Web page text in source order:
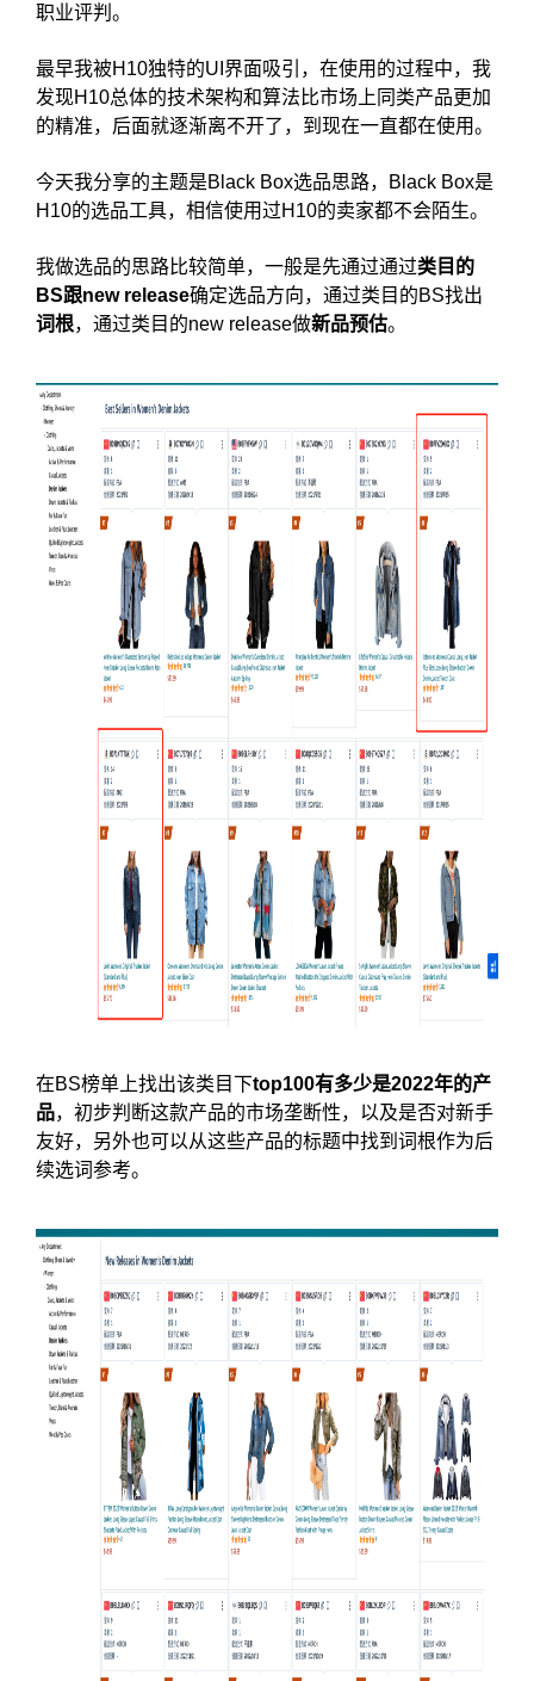
职业评判。
最早我被H10独特的UI界面吸引，在使用的过程中，我
发现H10总体的技术架构和算法比市场上同类产品更加
的精准，后面就逐渐离不开了，到现在一直都在使用。
今天我分享的主题是Black Box选品思路，Black Box是
H10的选品工具，相信使用过H10的卖家都不会陌生。
我做选品的思路比较简单，一般是先通过通过类目的
BS跟new release确定选品方向，通过类目的BS找出
词根，通过类目的new release做新品预估。
在BS榜单上找出该类目下top100有多少是2022年的产
品，初步判断这款产品的市场垄断性，以及是否对新手
友好，另外也可以从这些产品的标题中找到词根作为后
续选词参考。